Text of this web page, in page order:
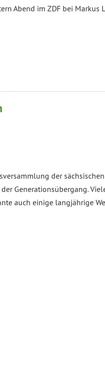
Abend im ZDF bei
der
Generationsübergang.
auch einige langjährige